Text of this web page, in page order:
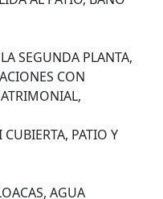
SEGUNDA PLANTA,
CON
PATIO Y
AGUA